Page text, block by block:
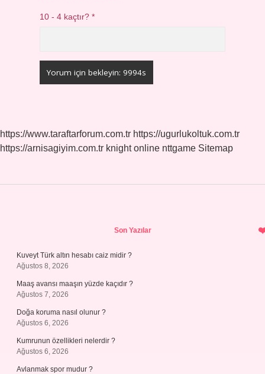
10 - 4 kaçtır?*
https://www.taraftarforum.com.tr https://ugurlukoltuk.com.tr
https://arnisagiyim.com.tr knight online nttgame Sitemap
Son Yazılar
Kuveyt Türk altın hesabı caiz midir ?
Ağustos 8, 2026
Maaş avansı maaşın yüzde kaçıdır ?
Ağustos 7, 2026
Doğa koruma nasıl olunur ?
Ağustos 6, 2026
Kumrunun özellikleri nelerdir ?
Ağustos 6, 2026
Avlanmak spor mudur ?